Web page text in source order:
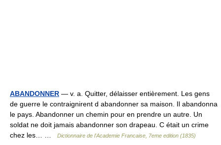
ABANDONNER — v. a. Quitter, délaisser entièrement. Les gens
de guerre le contraignirent d abandonner sa maison. Il abandonna
le pays. Abandonner un chemin pour en prendre un autre. Un
soldat ne doit jamais abandonner son drapeau. C était un crime
chez les… …
Dictionnaire de l'Academie Francaise, 7eme edition (1835)